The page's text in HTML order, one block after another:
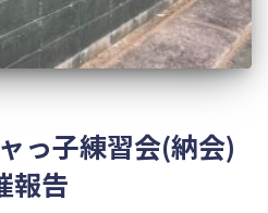
っ子練習会(納会)
報告